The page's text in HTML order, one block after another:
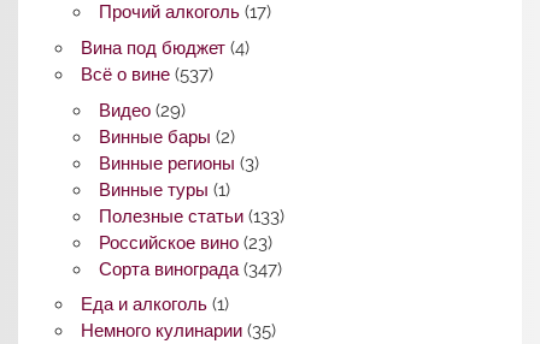
Прочий алкоголь(17)
Вина под бюджет(4)
Всё о вине(537)
Видео(29)
Винные бары (2)
Винные регионы (3)
Винные туры (1)
Полезные статьи(133)
Российское вино(23)
Сорта винограда(347)
Еда и алкоголь(1)
Немного кулинарии(35)